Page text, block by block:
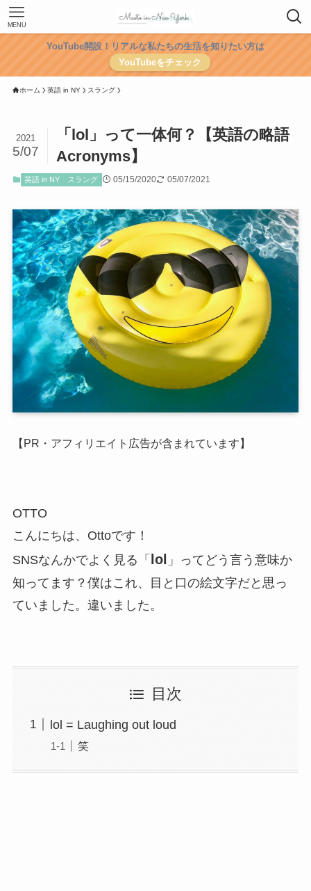
MENU
YouTube開設！リアルな私たちの生活を知りたい方は
YouTubeをチェック
ホーム 英語 in NY スラング
「lol」って一体何？【英語の略語
Acronyms】
2021
5/07
英語 in NY スラング 05/15/2020 05/07/2021
【PR・アフィリエイト広告が含まれています】
OTTO
こんにちは、Ottoです！
SNSなんかでよく見る「 lol 」ってどう言う意味か
知ってます？ 僕はこれ、目と口の絵文字だと思っ
ていました。 違いました。
目次
lol = Laughing out loud
笑